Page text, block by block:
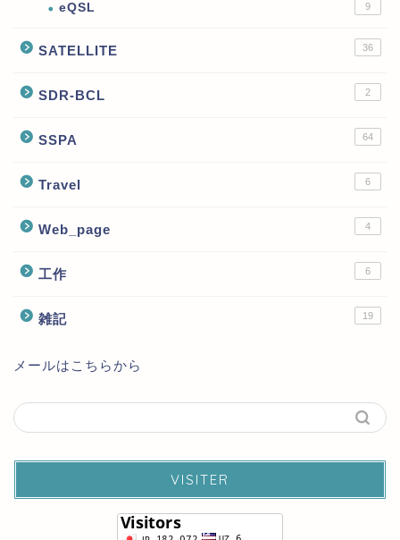
eQSL 9
SATELLITE 36
SDR-BCL 2
SSPA 64
Travel 6
Web_page 4
工作 6
雑記 19
メールはこちらから
VISITER